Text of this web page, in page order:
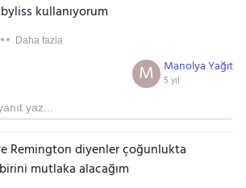
kullanıyorum
Daha fazla
Manolya Yağıt
5 yıl
M
Remington diyenler çoğunlukta
mutlaka alacağım